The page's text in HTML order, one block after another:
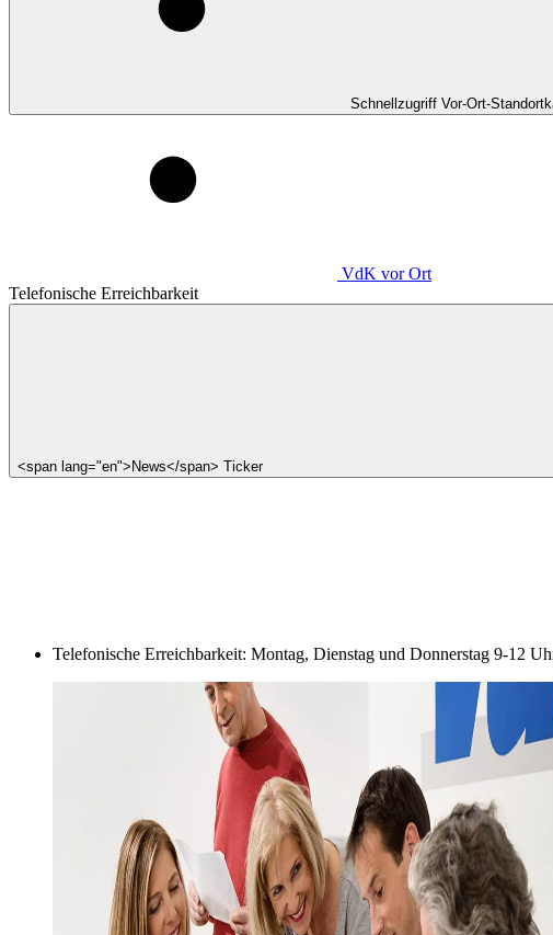
Schnellzugriff Vor-Ort-
VdK vor Ort
Telefonische Erreichbarkeit
<span lang="en">News</span> Ticker
Telefonische Erreichbarkeit: Montag, Dienstag und Donnerstag 9-12